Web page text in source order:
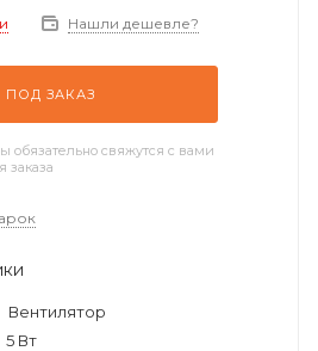
Нашли дешевле?
ПОД ЗАКАЗ
свяжутся с вами
заказа
Вентилятор
5 Вт